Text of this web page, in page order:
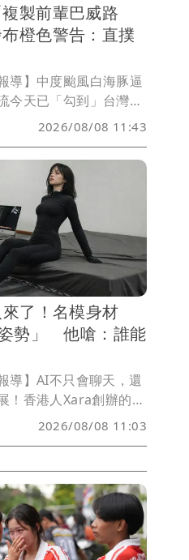
製前輩巴威路
橙色警告：直撲
導】中度颱風白海豚逼
今天已「勾到」台灣陸
以西進登陸中國為主。
白海豚路徑可能複製上
從浙江沿海登陸。
2026/08/08 11:43
了！名模身材
姿勢」 他嗆：誰能
導】AI不只會聊天，還
！香港人Xara創辦的
推出「AI性愛機器
外表以及自由靈活的機
與姿勢，引發外界關
2026/08/08 11:03